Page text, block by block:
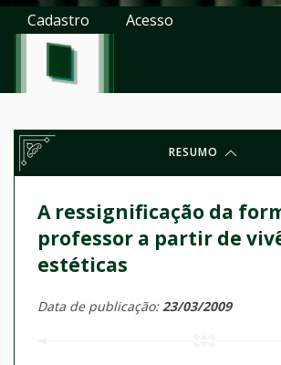
Cadastro Acesso
RESUMO
A ressignificação da
professor a partir de
estéticas
Data de publicação:23/03/2009